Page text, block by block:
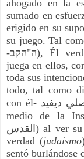
ahogado en la
sumado en
erigido en su
su juego. Tal
-הקב"ה), Él
juega en ellos,
toda sus
todo, tal como
con él- ديفيد
medio de la
القدس) al ver su
verdad (judaísmo
sentó burlándose